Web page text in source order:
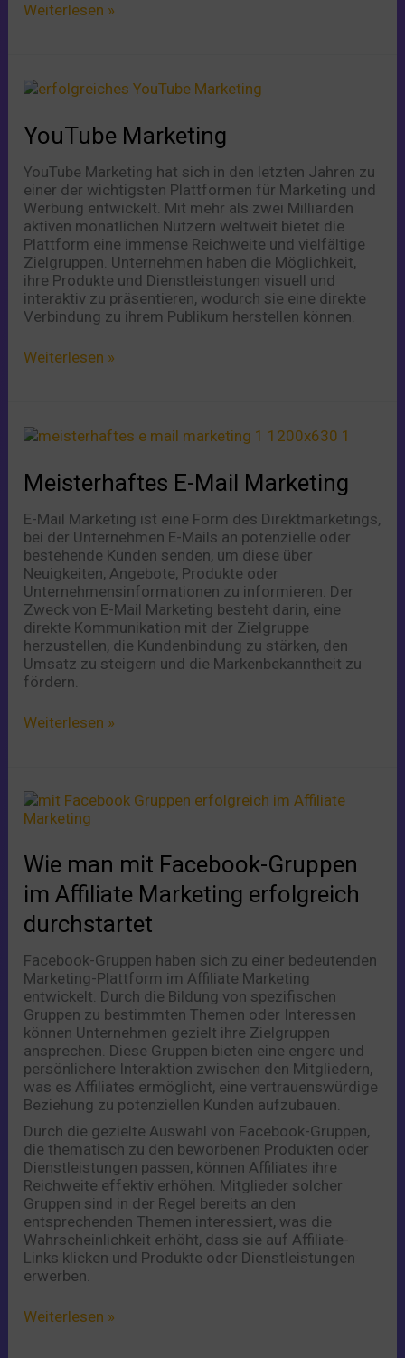
Weiterlesen »
YouTube Marketing
YouTube Marketing hat sich in den letzten Jahren zu
einer der wichtigsten Plattformen für Marketing und
Werbung entwickelt. Mit mehr als zwei Milliarden
aktiven monatlichen Nutzern weltweit bietet die
Plattform eine immense Reichweite und vielfältige
Zielgruppen. Unternehmen haben die Möglichkeit,
ihre Produkte und Dienstleistungen visuell und
interaktiv zu präsentieren, wodurch sie eine direkte
Verbindung zu ihrem Publikum herstellen können.
YouTube
Weiterlesen »
Meisterhaftes E-Mail Marketing
E-Mail Marketing ist eine Form des Direktmarketings,
bei der Unternehmen E-Mails an potenzielle oder
bestehende Kunden senden, um diese über
Neuigkeiten, Angebote, Produkte oder
Unternehmensinformationen zu informieren. Der
Zweck von E-Mail Marketing besteht darin, eine
direkte Kommunikation mit der Zielgruppe
herzustellen, die Kundenbindung zu stärken, den
Umsatz zu steigern und die Markenbekanntheit zu
fördern.
Meisterhaftes
Mail
Marketing
Weiterlesen »
Wie man mit Facebook-Gruppen
im Affiliate Marketing erfolgreich
durchstartet
Facebook-Gruppen haben sich zu einer bedeutenden
Marketing-Plattform im Affiliate Marketing
entwickelt. Durch die Bildung von spezifischen
Gruppen zu bestimmten Themen oder Interessen
können Unternehmen gezielt ihre Zielgruppen
ansprechen. Diese Gruppen bieten eine engere und
persönlichere Interaktion zwischen den Mitgliedern,
was es Affiliates ermöglicht, eine vertrauenswürdige
Beziehung zu potenziellen Kunden aufzubauen.
Durch die gezielte Auswahl von Facebook-Gruppen,
die thematisch zu den beworbenen Produkten oder
Dienstleistungen passen, können Affiliates ihre
Reichweite effektiv erhöhen. Mitglieder solcher
Gruppen sind in der Regel bereits an den
entsprechenden Themen interessiert, was die
Wahrscheinlichkeit erhöht, dass sie auf Affiliate-
Links klicken und Produkte oder Dienstleistungen
erwerben.
Wie
man
Facebook-
Gruppen
im
Affiliate
Marketing
durchstartet
Weiterlesen »